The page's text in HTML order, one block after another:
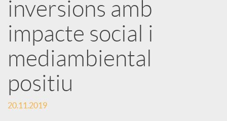
c
a
d
o
inversions amb
impacte social i
mediambiental
positiu
20.11.2019